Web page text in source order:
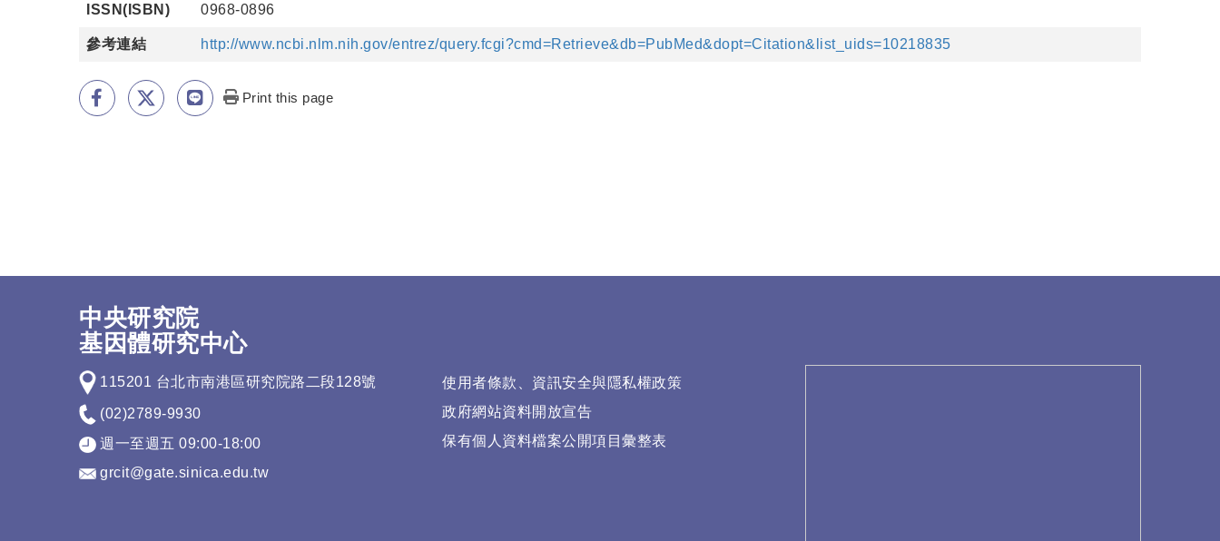
ISSN(ISBN) 0968-0896
參考連結 http://www.ncbi.nlm.nih.gov/entrez/query.fcgi?cmd=Retrieve&db=PubMed&dopt=Citation&list_uids=10218835
Print this page
中央研究院
基因體研究中心
115201 台北市南港區研究院路二段128號
(02)2789-9930
週一至週五 09:00-18:00
grcit@gate.sinica.edu.tw
使用者條款、資訊安全與隱私權政策
政府網站資料開放宣告
保有個人資料檔案公開項目彙整表